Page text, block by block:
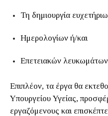
Τη δημιουργία
Ημερολογίων ή/και
Επετειακών λευκωμάτων
Επιπλέον, τα έργα θα
Υπουργείου Υγείας,
εργαζόμενους και